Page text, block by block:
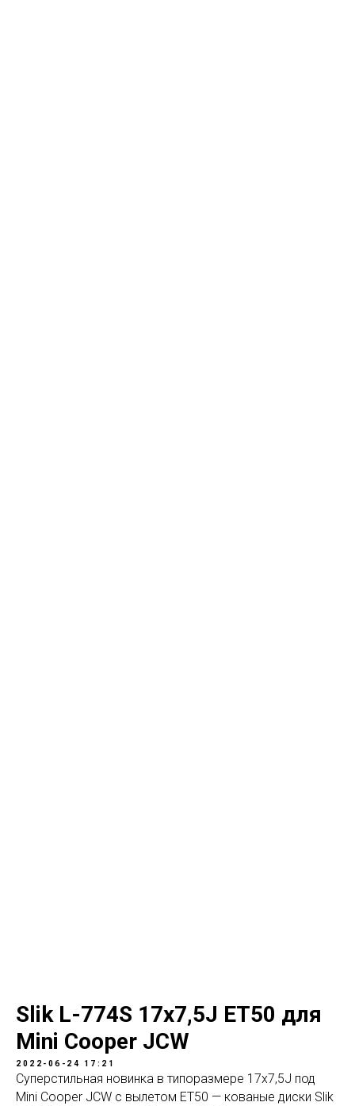
Slik L-774S 17x7,5J ET50 для
Mini Cooper JCW
2022-06-24 17:21
Суперстильная новинка в типоразмере 17х7,5J под
Mini Cooper JCW с вылетом ЕТ50 — кованые диски Slik